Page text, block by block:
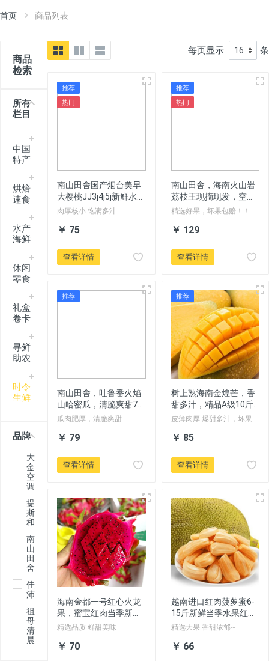
首页 商品列表
商品
检索
所有
栏目
中国
特产
烘焙
速食
水产
海鲜
休闲
零食
礼盒
卷卡
寻鲜
助农
时令
生鲜
品牌
大
金
空
调
提
斯
和
南
山
田
舍
佳
沛
祖
母
清
晨
每页显示 条
推荐
热门
南山田舍国产烟台美早
大樱桃JJ3j4j5j新鲜水果
车厘子特大顺丰包邮
肉厚核小 饱满多汁
￥ 75
查看详情
推荐
热门
南山田舍，海南火山岩
荔枝王现摘现发，空运
包邮
精选好果，坏果包赔！！
￥ 129
查看详情
推荐
南山田舍，吐鲁番火焰
山哈密瓜，清脆爽甜7-8
斤全国，顺丰空运包
赔。
瓜肉肥厚，清脆爽甜
￥ 79
查看详情
推荐
树上熟海南金煌芒，香
甜多汁，精品A级10斤
特大芒果，全国包邮
皮薄肉厚 爆甜多汁，坏果包
￥ 85
查看详情
海南金都一号红心火龙
果，蜜宝红肉当季新鲜
水果现摘8斤精品果包
精选品质 鲜甜美味
￥ 70
越南进口红肉菠萝蜜6-
15斤新鲜当季水果红心
波罗蜜整个包邮
精选大果 香甜浓郁~
￥ 66